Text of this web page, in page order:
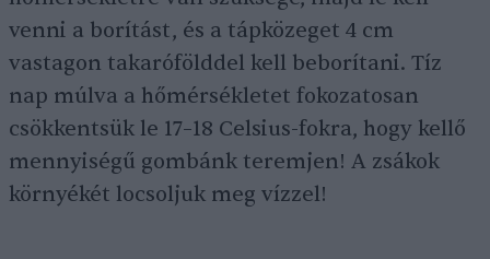
venni a borítást, és a tápközeget 4 cm
vastagon takarófölddel kell beborítani. Tíz
nap múlva a hőmérsékletet fokozatosan
csökkentsük le 17–18 Celsius-fokra, hogy kellő
mennyiségű gombánk teremjen! A zsákok
környékét locsoljuk meg vízzel!